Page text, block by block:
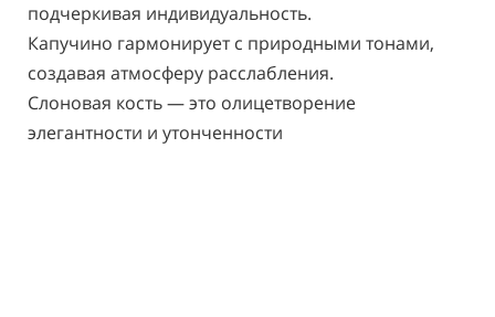
подчеркивая индивидуальность.
Капучино гармонирует с природными тонами,
создавая атмосферу расслабления.
Слоновая кость — это олицетворение
элегантности и утонченности